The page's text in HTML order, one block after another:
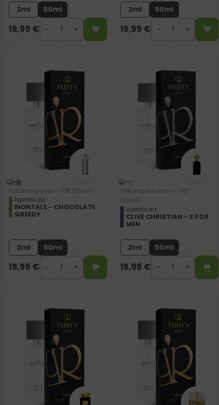
2ml 50ml
19,99 €
2ml 50ml
19,99 €
Profumo unisex – 738 (50ml)
Ispirato da:
MONTALE - CHOCOLATE
GREEDY
2ml 50ml
19,99 €
Profumo da uomo – 687
(50ml)
Ispirato da:
CLIVE CHRISTIAN - X FOR
MEN
2ml 50ml
19,99 €